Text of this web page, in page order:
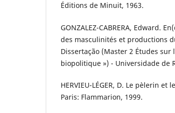
Éditions de Minuit, 1963.
GONZALEZ-CABRERA, Edward.
des masculinités et productions
Dissertação (Master 2 Études
biopolitique ») - Universidade de
HERVIEU-LÉGER, D. Le pèlerin
Paris: Flammarion, 1999.